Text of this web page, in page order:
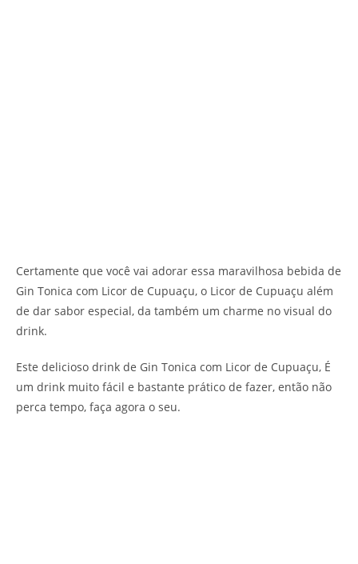
Certamente que você vai adorar essa maravilhosa bebida de
Gin Tonica com Licor de Cupuaçu, o Licor de Cupuaçu além
de dar sabor especial, da também um charme no visual do
drink.
Este delicioso drink de Gin Tonica com Licor de Cupuaçu, É
um drink muito fácil e bastante prático de fazer, então não
perca tempo, faça agora o seu.